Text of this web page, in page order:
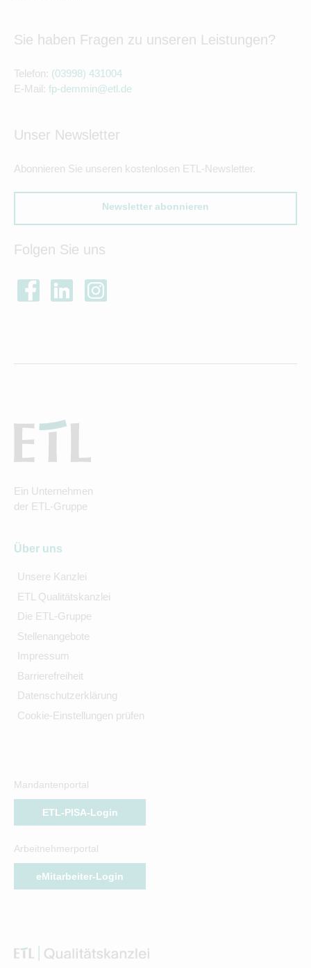
Sie haben Fragen zu unseren Leistungen?
Telefon: (03998) 431004
E-Mail: fp-demmin@etl.de
Unser Newsletter
Abonnieren Sie unseren kostenlosen ETL-Newsletter.
Newsletter abonnieren
Folgen Sie uns
Ein Unternehmen
der ETL-Gruppe
Über uns
Unsere Kanzlei
ETL Qualitätskanzlei
Die ETL-Gruppe
Stellenangebote
Impressum
Barrierefreiheit
Datenschutzerklärung
Cookie-Einstellungen prüfen
Mandantenportal
ETL-PISA-Login
Arbeitnehmerportal
eMitarbeiter-Login